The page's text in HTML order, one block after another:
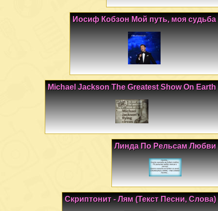
Иосиф Кобзон Мой путь, моя судьба
Michael Jackson The Greatest Show On Earth
Линда По Рельсам Любви
Скриптонит - Лям (Текст Песни, Слова)